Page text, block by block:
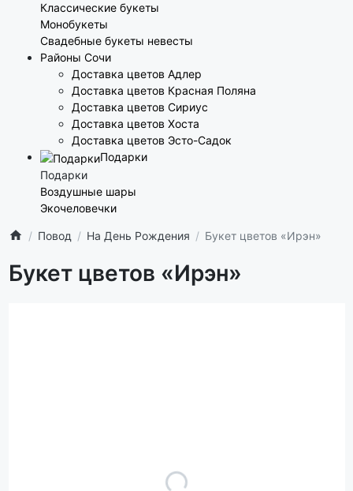
Классические букеты
Монобукеты
Свадебные букеты невесты
Районы Сочи
Доставка цветов Адлер
Доставка цветов Красная Поляна
Доставка цветов Сириус
Доставка цветов Хоста
Доставка цветов Эсто-Садок
Подарки
Подарки
Воздушные шары
Экочеловечки
Повод На День Рождения Букет цветов «Ирэн»
Букет цветов «Ирэн»